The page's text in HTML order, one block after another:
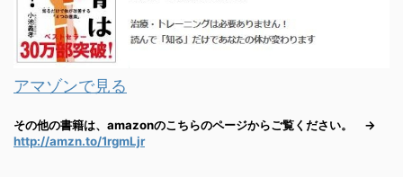
アマゾンで見る
その他の書籍は、amazonのこちらのページからご覧ください。 →
http://amzn.to/1rgmLjr